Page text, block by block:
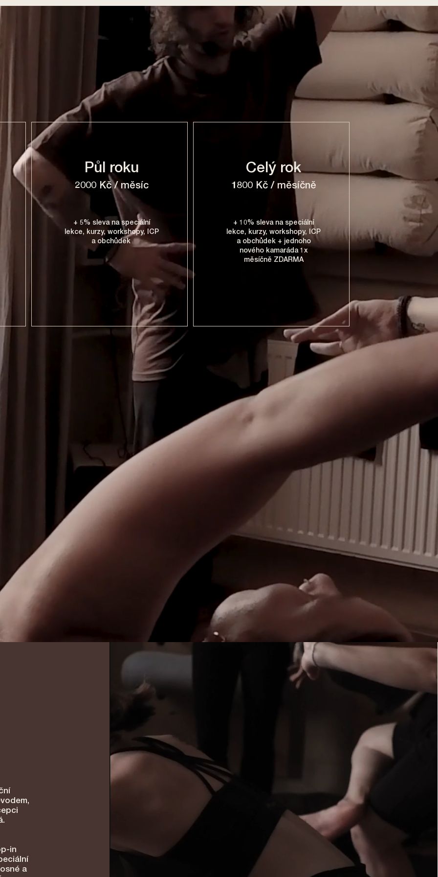
Půl roku
2000 Kč / měsíc
+ 5% sleva na speciální
lekce, kurzy, workshopy, ICP
a obchůdek
Celý rok
1800 Kč / měsíčně
+ 10% sleva na speciální
lekce, kurzy, workshopy, ICP
a obchůdek + jednoho
nového kamaráda 1x
měsíčně ZDARMA
in
a